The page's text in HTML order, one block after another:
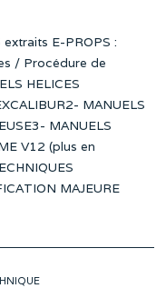
E-PROPS :
/ Procédure de
HELICES
MANUELS
MANUELS
V12 (plus en
MAJEURE